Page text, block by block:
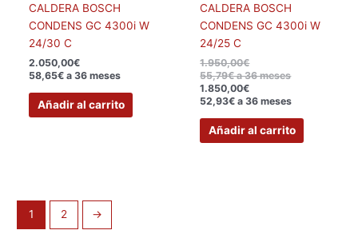
CALDERA BOSCH
CONDENS GC 4300i W
24/30 C
2.050,00€
58,65€ a 36 meses
Añadir al carrito
CALDERA BOSCH
CONDENS GC 4300i W
24/25 C
1.950,00€
55,79€ a 36 meses
1.850,00€
52,93€ a 36 meses
Añadir al carrito
1 2 →